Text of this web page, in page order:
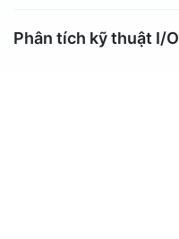
Phân tích kỹ thuật I/